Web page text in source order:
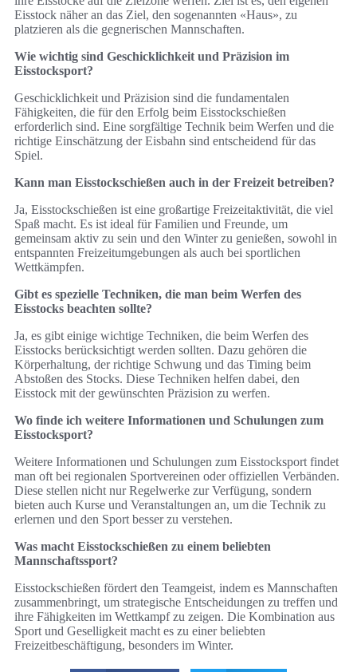
Eisstock näher an das Ziel, den sogenannten «Haus», zu
platzieren als die gegnerischen Mannschaften.
Wie wichtig sind Geschicklichkeit und Präzision im
Eisstocksport?
Geschicklichkeit und Präzision sind die fundamentalen
Fähigkeiten, die für den Erfolg beim Eisstockschießen
erforderlich sind. Eine sorgfältige Technik beim Werfen und die
richtige Einschätzung der Eisbahn sind entscheidend für das
Spiel.
Kann man Eisstockschießen auch in der Freizeit betreiben?
Ja, Eisstockschießen ist eine großartige Freizeitaktivität, die viel
Spaß macht. Es ist ideal für Familien und Freunde, um
gemeinsam aktiv zu sein und den Winter zu genießen, sowohl in
entspannten Freizeitumgebungen als auch bei sportlichen
Wettkämpfen.
Gibt es spezielle Techniken, die man beim Werfen des
Eisstocks beachten sollte?
Ja, es gibt einige wichtige Techniken, die beim Werfen des
Eisstocks berücksichtigt werden sollten. Dazu gehören die
Körperhaltung, der richtige Schwung und das Timing beim
Abstoßen des Stocks. Diese Techniken helfen dabei, den
Eisstock mit der gewünschten Präzision zu werfen.
Wo finde ich weitere Informationen und Schulungen zum
Eisstocksport?
Weitere Informationen und Schulungen zum Eisstocksport findet
man oft bei regionalen Sportvereinen oder offiziellen Verbänden.
Diese stellen nicht nur Regelwerke zur Verfügung, sondern
bieten auch Kurse und Veranstaltungen an, um die Technik zu
erlernen und den Sport besser zu verstehen.
Was macht Eisstockschießen zu einem beliebten
Mannschaftssport?
Eisstockschießen fördert den Teamgeist, indem es Mannschaften
zusammenbringt, um strategische Entscheidungen zu treffen und
ihre Fähigkeiten im Wettkampf zu zeigen. Die Kombination aus
Sport und Geselligkeit macht es zu einer beliebten
Freizeitbeschäftigung, besonders im Winter.